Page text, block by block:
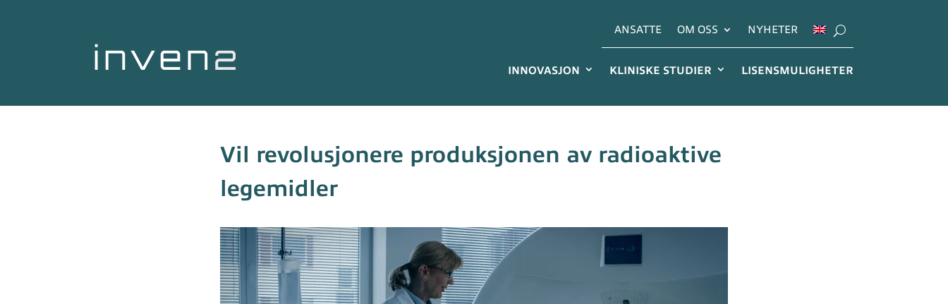
ANSATTE OM OSS NYHETER
INNOVASJON KLINISKE STUDIER LISENSMULIGHETER
Vil revolusjonere produksjonen av radioaktive
legemidler